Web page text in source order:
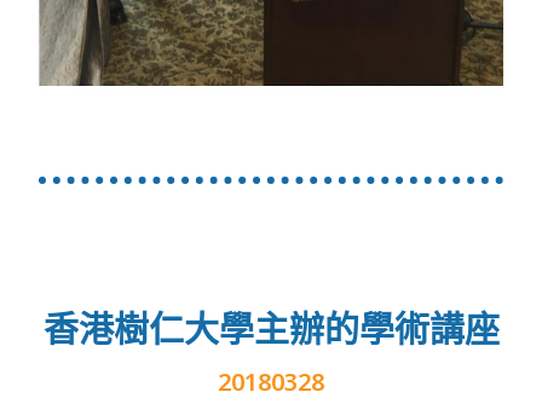
香港樹仁大學主辦的學術講座
20180328